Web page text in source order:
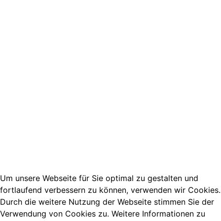
Impressum
Um unsere Webseite für Sie optimal zu gestalten und
fortlaufend verbessern zu können, verwenden wir Cookies.
Durch die weitere Nutzung der Webseite stimmen Sie der
Verwendung von Cookies zu. Weitere Informationen zu